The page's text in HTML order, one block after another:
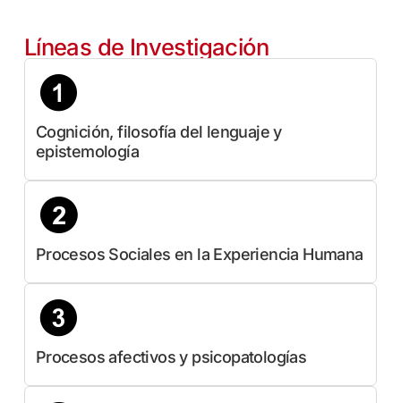
Líneas de Investigación
Cognición, filosofía del lenguaje y
epistemología
Procesos Sociales en la Experiencia Humana
Procesos afectivos y psicopatologías